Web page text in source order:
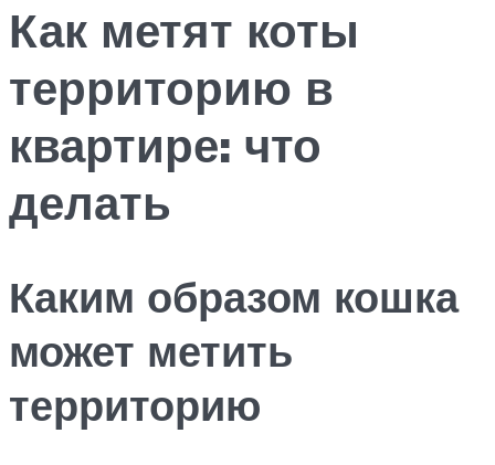
Как метят коты
территорию в
квартире: что
делать
Каким образом кошка
может метить
территорию